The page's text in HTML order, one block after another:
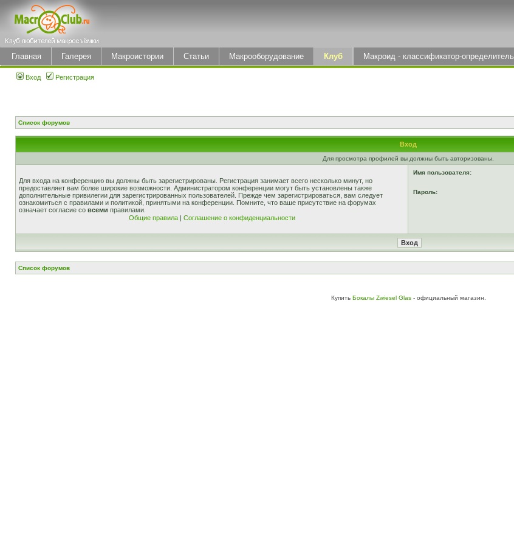
Главная Галерея Макроистории Статьи Макрооборудование Клуб Макроид - классификатор-определитель
Вход Регистрация
Список форумов
Вход
Для просмотра профилей вы должны быть авторизованы.
Для входа на конференцию вы должны быть зарегистрированы. Регистрация занимает всего несколько минут, но
предоставляет вам более широкие возможности. Администратором конференции могут быть установлены также
дополнительные привилегии для зарегистрированных пользователей. Прежде чем зарегистрироваться, вам следует
ознакомиться с правилами и политикой, принятыми на конференции. Помните, что ваше присутствие на форумах
означает согласие со всеми правилами.
Общие правила| Соглашение о конфиденциальности
Имя пользователя:
Пароль:
Список форумов
Купить Бокалы Zwiesel Glas - официальный магазин.